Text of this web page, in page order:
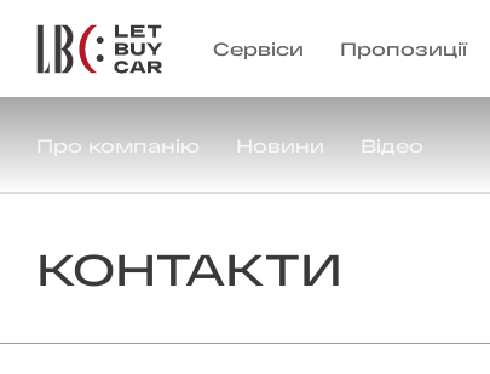
Сервіси Пропозиції
Про компанію Новини Відео
КОНТАКТИ